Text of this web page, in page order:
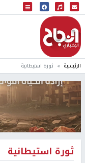
البث المباشر
إذاعة النجاح
الرئيسية ثورة استيطانية
ثورة استيطانية